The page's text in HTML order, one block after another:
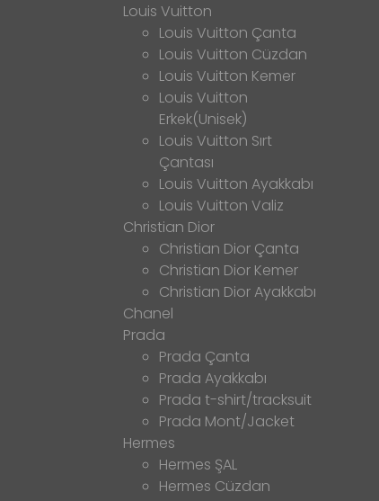
Louis Vuitton
Louis Vuitton Çanta
Louis Vuitton Cüzdan
Louis Vuitton Kemer
Louis Vuitton
Erkek(Unisek)
Louis Vuitton Sırt
Çantası
Louis Vuitton Ayakkabı
Louis Vuitton Valiz
Christian Dior
Christian Dior Çanta
Christian Dior Kemer
Christian Dior Ayakkabı
Chanel
Prada
Prada Çanta
Prada Ayakkabı
Prada t-shirt/tracksuit
Prada Mont/Jacket
Hermes
Hermes ŞAL
Hermes Cüzdan